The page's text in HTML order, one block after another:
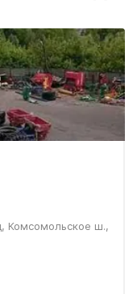
Комсомольское ш.,